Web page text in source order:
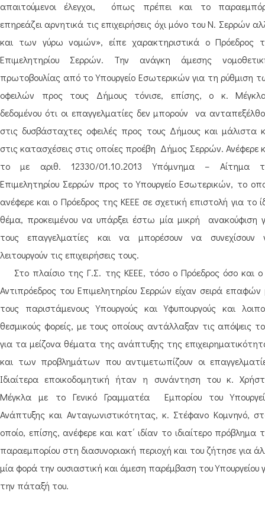
απαιτούμενοι έλεγχοι, όπως πρέπει και το
επηρεάζει αρνητικά τις επιχειρήσεις όχι μόνο του Ν. Σερρών
και των γύρω νομών», είπε χαρακτηριστικά ο Πρόεδρος
Επιμελητηρίου Σερρών. Την ανάγκη άμεσης
πρωτοβουλίας από το Υπουργείο Εσωτερικών για τη ρύθμιση
οφειλών προς τους Δήμους τόνισε, επίσης, ο κ.
δεδομένου ότι οι επαγγελματίες δεν μπορούν να
στις δυσβάσταχτες οφειλές προς τους Δήμους και μάλιστα
στις κατασχέσεις στις οποίες προέβη Δήμος Σερρών. Ανέφερε
το με αριθ. 12330/01.10.2013 Υπόμνημα – Αίτημα
Επιμελητηρίου Σερρών προς το Υπουργείο Εσωτερικών, το
ανέφερε και ο Πρόεδρος της ΚΕΕΕ σε σχετική επιστολή για το
θέμα, προκειμένου να υπάρξει έστω μία μικρή ανακούφιση
τους επαγγελματίες και να μπορέσουν να συνεχίσουν
λειτουργούν τις επιχειρήσεις τους.
Στο πλαίσιο της Γ.Σ. της ΚΕΕΕ, τόσο ο Πρόεδρος όσο και ο
Αντιπρόεδρος του Επιμελητηρίου Σερρών είχαν σειρά επαφών
τους παριστάμενους Υπουργούς και Υφυπουργούς και
θεσμικούς φορείς, με τους οποίους αντάλλαξαν τις απόψεις
για τα μείζονα θέματα της ανάπτυξης της
και των προβλημάτων που αντιμετωπίζουν οι
Ιδιαίτερα εποικοδομητική ήταν η συνάντηση του κ.
Μέγκλα με το Γενικό Γραμματέα Εμπορίου του
Ανάπτυξης και Ανταγωνιστικότητας, κ. Στέφανο Κομνηνό,
οποίο, επίσης, ανέφερε και κατ΄ ιδίαν το ιδιαίτερο πρόβλημα
παραεμπορίου στη διασυνοριακή περιοχή και του ζήτησε για
μία φορά την ουσιαστική και άμεση παρέμβαση του Υπουργείου
την πάταξή του.